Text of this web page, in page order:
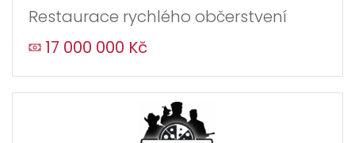
Restaurace rychlého občerstvení
17 000 000 Kč